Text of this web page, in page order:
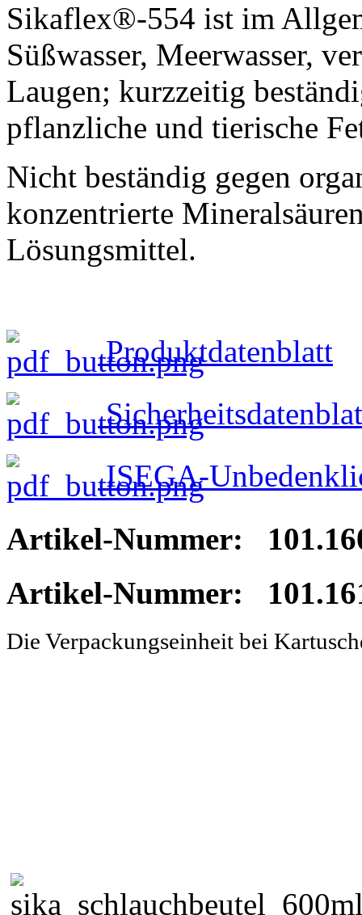
Sikaflex®-554 ist im
Süßwasser, Meerwasser,
Laugen; kurzzeitig
pflanzliche und tierische
Nicht beständig gegen
konzentrierte
Lösungsmittel.
Produktdatenblatt
ISEGA-
Artikel-Nummer:
Artikel-Nummer:
Die Verpackungseinheit bei